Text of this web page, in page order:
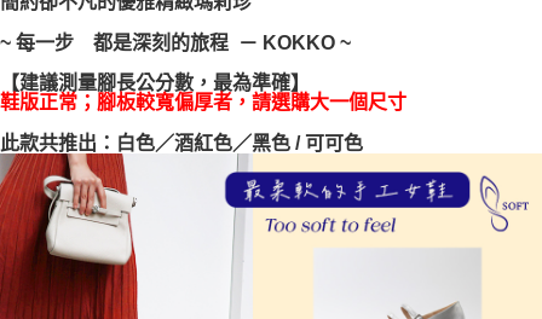
※ 請注意：結帳手續完成當下不需立刻繳費，但若您需要取消訂單，請聯絡
購買商品的店家。未經商家同意取消之訂單仍視為有效，需透過AFTEE先享
後付繳納相關費用。
※ 交易是否成功請以「AFTEE先享後付 」之結帳頁面顯示為準，若有關於
是否繳費成功／繳費後需取消欲退款等相關疑問，請聯繫「AFTEE先享後付
【注意事項】
１．透過由恩沛科技股份有限公司提供之「AFTEE先享後付」服務完成之交
易，需依本服務之必要範圍內提供個人資料，並將交易相關給付款項請求債
權轉讓予恩沛科技股份有限公司。
２．關於個人資料處理事宜，請瀏覽以下網址：
https://aftee.tw/terms/#terms3
３．未成年的使用者請事先徵得法定代理人或監護人之同意方可使用
~ 每一步 都是深刻的旅程 － KOKKO ~
【建議測量腳長公分數，最為準確】
鞋版正常；腳板較寬偏厚者，請選購大一個尺寸
此款共推出：白色／酒紅色／黑色 / 可可色